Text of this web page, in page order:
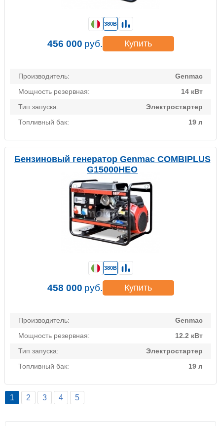
Производитель:
Genmac
Мощность резервная:
14 кВт
Тип запуска:
Электростартер
Топливный бак:
19 л
380В
456 000 руб. Купить
Бензиновый генератор Genmac COMBIPLUS
G15000HEO
Производитель:
Genmac
Мощность резервная:
12.2 кВт
Тип запуска:
Электростартер
Топливный бак:
19 л
380В
458 000 руб. Купить
1 2 3 4 5